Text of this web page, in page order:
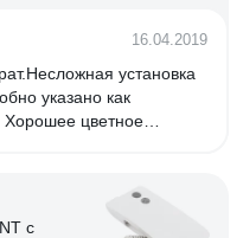
16.04.2019
установка
указано как
Хорошее цветное
.
с